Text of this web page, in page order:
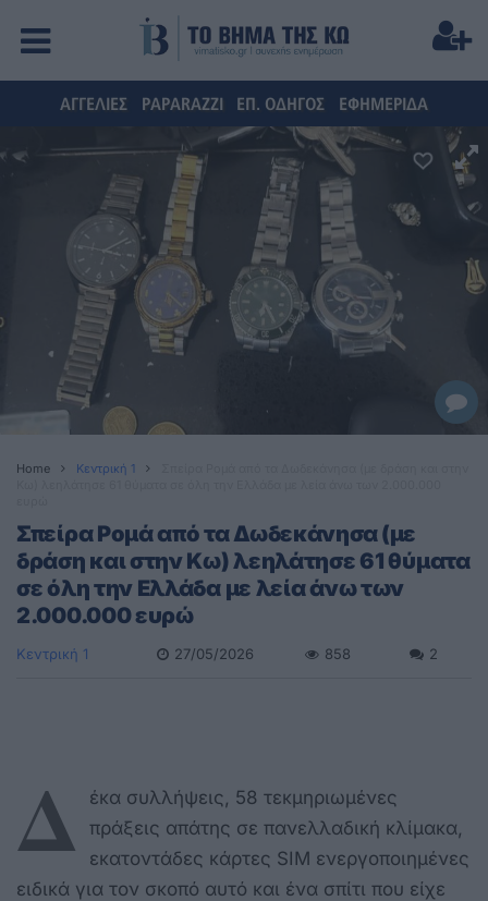
ΑΓΓΕΛΙΕΣ PAPARAZZI ΕΠ. ΟΔΗΓΟΣ ΕΦΗΜΕΡΙΔΑ
Home Κεντρική 1
Σπείρα Ρομά από τα Δωδεκάνησα (με
δράση και στην Κω) λεηλάτησε 61 θύματα
σε όλη την Ελλάδα με λεία άνω των
2.000.000 ευρώ
Κεντρική 1 27/05/2026 858 2
Δ
έκα συλλήψεις, 58 τεκμηριωμένες
πράξεις απάτης σε πανελλαδική κλίμακα,
εκατοντάδες κάρτες SIM ενεργοποιημένες
ειδικά για τον σκοπό αυτό και ένα σπίτι που είχε